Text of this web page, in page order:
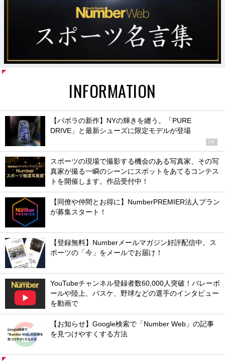
INFORMATION
【バボラの新作】NYの輝きを纏う。「PURE
DRIVE」と最新シューズに限定モデルが登場
PR
スポーツの現場で撮影する機会のある写真家、その写
真家が撮る一瞬のシーンにスポットをあてるコンテス
トを開催します。作品受付中！
【同僚や仲間とお得に】NumberPREMIER法人プラン
が募集スタート！
【登録無料】Numberメールマガジン好評配信中。ス
ポーツの「今」をメールでお届け！
YouTubeチャンネル登録者数60,000人突破！バレーボ
ールや陸上、バスケ、野球などの選手のインタビュー
を動画で
【お知らせ】Google検索で「Number Web」の記事
を見つけやすくする方法